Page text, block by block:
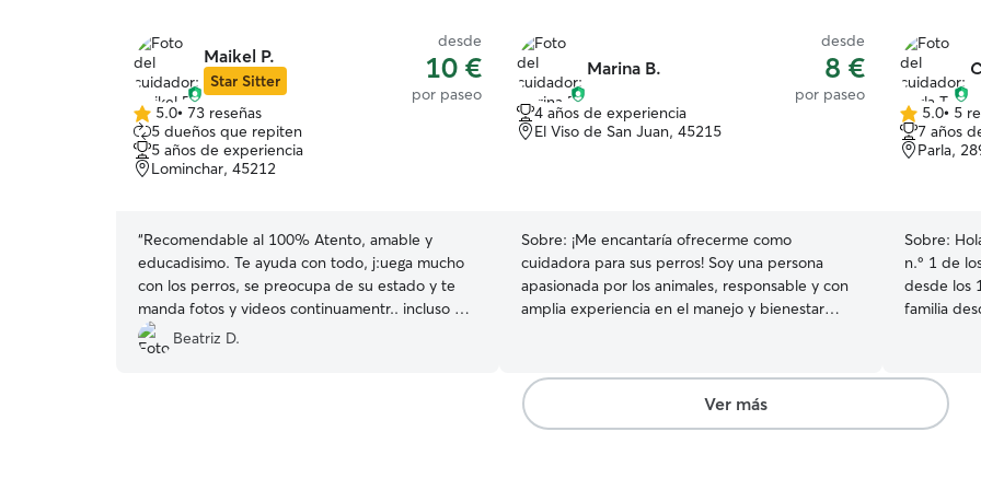
Maikel P.
Star Sitter
desde
10 €
por paseo
5.0
de
5
estrellas
5.0• 73 reseñas
5 dueños que repiten
5 años de experiencia
Lominchar, 45212
“Recomendable al 100% Atento, amable y
educadisimo. Te ayuda con todo, j:uega mucho
con los perros, se preocupa de su estado y te
manda fotos y videos continuamentr.. incluso mi
perrita es pequeñita,aun esta aprendiendo, y se
ponia con ella a enseñarla. Sin duda volveremos
Beatriz D.
Marina B.
desde
8 €
por paseo
4 años de experiencia
El Viso de San Juan, 45215
Sobre: ¡Me encantaría ofrecerme como
cuidadora para sus perros! Soy una persona
apasionada por los animales, responsable y con
amplia experiencia en el manejo y bienestar
diaria: actualmente convivo con tres perros
propios. Esta experiencia personal me ha
enseñado a gestionar diferentes personalidades,
5.0
de
5
5.0• 5
7 años
Parla,
Sobre:
n.º 1 de
desde los
familia
carlino,
cosas
ofrecer a
Ver más